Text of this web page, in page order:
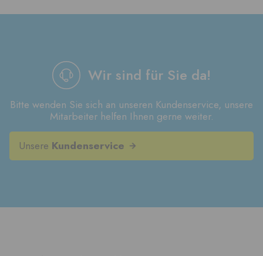
Wir sind für Sie da!
Bitte wenden Sie sich an unseren Kundenservice, unsere
Mitarbeiter helfen Ihnen gerne weiter.
Unsere Kundenservice